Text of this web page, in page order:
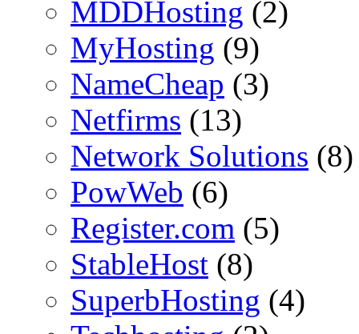
MDDHosting (2)
MyHosting (9)
NameCheap (3)
Netfirms (13)
Network Solutions (8)
PowWeb (6)
Register.com (5)
StableHost (8)
SuperbHosting (4)